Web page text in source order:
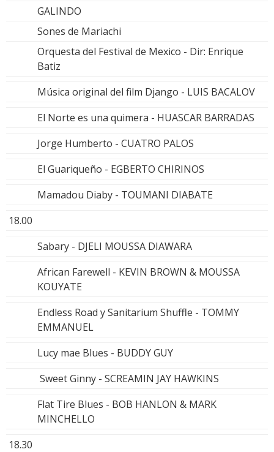
GALINDO
Sones de Mariachi
Orquesta del Festival de Mexico - Dir: Enrique
Batiz
Música original del film Django - LUIS BACALOV
El Norte es una quimera - HUASCAR BARRADAS
Jorge Humberto - CUATRO PALOS
El Guariqueño - EGBERTO CHIRINOS
Mamadou Diaby - TOUMANI DIABATE
18.00
Sabary - DJELI MOUSSA DIAWARA
African Farewell - KEVIN BROWN & MOUSSA
KOUYATE
Endless Road y Sanitarium Shuffle - TOMMY
EMMANUEL
Lucy mae Blues - BUDDY GUY
Sweet Ginny - SCREAMIN JAY HAWKINS
Flat Tire Blues - BOB HANLON & MARK
MINCHELLO
18.30